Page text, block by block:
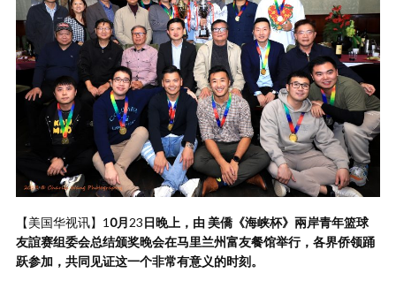
【美国华视讯】10月23日晚上，由美僑《海峡杯》兩岸青年篮球
友誼赛组委会总结颁奖晚会在马里兰州富友餐馆举行，各界侨领踊
跃参加，共同见证这一个非常有意义的时刻。